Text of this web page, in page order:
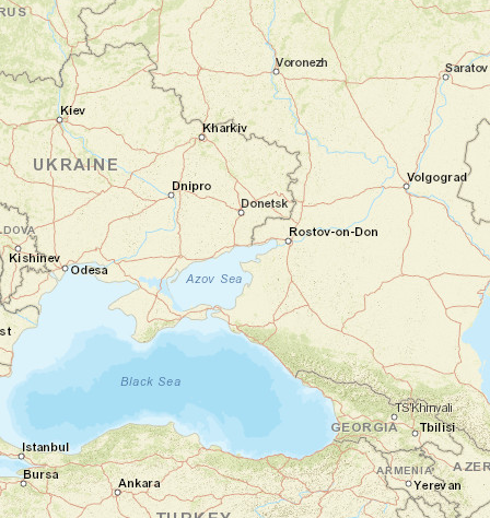
Nuit en hôtel
Jour 2
Rencontre de la tribu Dorze
Lac Langano - Arba Minch
Après le petit déjeuner, une longue route
vous mènera de Langano à Arba Minch. En
cours de route, nous rencontrerons les
premières ethnies de latribu Dorze
Les habitants du Sud de la vallée du Rift
appartiennent majoritairement à la famille
des Oromo. L’ethnie des Dorze fait
exception. Elle appartient à l’ethnie
abyssine. En empruntant la petite route qui
grimpe sur les versants du mont Gughe, le
fond de l’air devient plus frais. La
végétation tropicale de la plaine fait
rapidement place à des touffes de bambou
puis à une forêt clairsemée de genévriers.